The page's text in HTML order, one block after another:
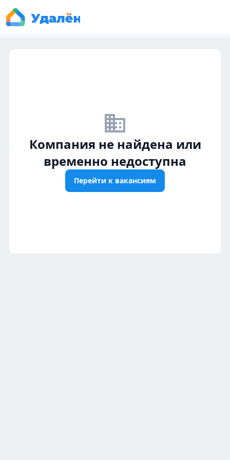
business_off
Компания не найдена или
временно недоступна
Перейти к вакансиям